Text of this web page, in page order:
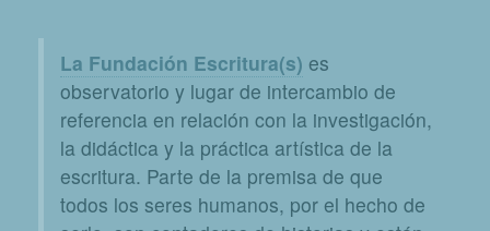
La Fundación Escritura(s) es
observatorio y lugar de intercambio de
referencia en relación con la investigación,
la didáctica y la práctica artística de la
escritura. Parte de la premisa de que
todos los seres humanos, por el hecho de